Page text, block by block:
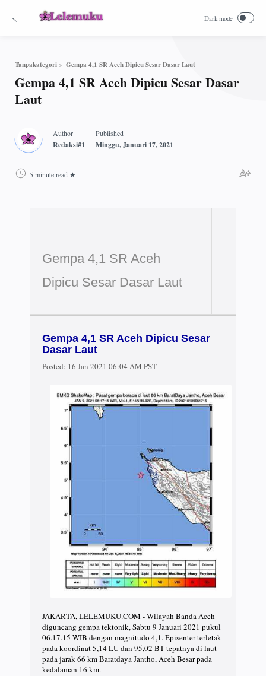
Tanpakategori Gempa 4,1 SR Aceh Dipicu Sesar Dasar Laut
Gempa 4,1 SR Aceh Dipicu Sesar Dasar
Laut
5 minute read
Gempa 4,1 SR Aceh
Dipicu Sesar Dasar Laut
Gempa 4,1 SR Aceh Dipicu Sesar
Dasar Laut
Posted: 16 Jan 2021 06:04 AM PST
JAKARTA, LELEMUKU.COM - Wilayah Banda Aceh
diguncang gempa tektonik, Sabtu 9 Januari 2021 pukul
06.17.15 WIB dengan magnitudo 4,1. Episenter terletak
pada koordinat 5,14 LU dan 95,02 BT tepatnya di laut
pada jarak 66 km Baratdaya Jantho, Aceh Besar pada
kedalaman 16 km.